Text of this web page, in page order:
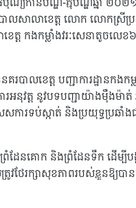
សាលាខេត្ត លោក លោកស្រីប្រធ
ត កងកម្លាំងវរៈសេនាតូចលេ
ាលខេត្ត បញ្ជាការដ្ឋានកងកម្
នុវត្ត នូវបទបញ្ជាយ៉ាងម៉ឺងម៉ាត់
សការទប់ស្កាត់ និងប្រយុទ្ធប្រឆាំ
រំដែនគោក និងព្រំដែនទឹក ដើម្បីប
ថែរក្សាសុខភាពរបស់ខ្លួនឱ្យប